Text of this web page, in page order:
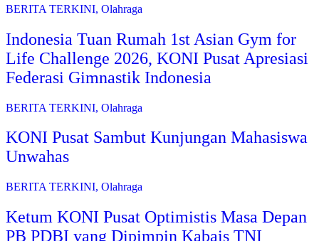
BERITA TERKINI, Olahraga
Indonesia Tuan Rumah 1st Asian Gym for
Life Challenge 2026, KONI Pusat Apresiasi
Federasi Gimnastik Indonesia
BERITA TERKINI, Olahraga
KONI Pusat Sambut Kunjungan Mahasiswa
Unwahas
BERITA TERKINI, Olahraga
Ketum KONI Pusat Optimistis Masa Depan
PB PDBI yang Dipimpin Kabais TNI